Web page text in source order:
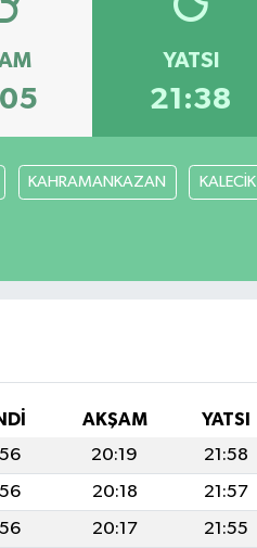
YATSI
21:38
KAHRAMANKAZAN KALECİK
AKŞAM
YATSI
20:19
21:58
20:18
21:57
20:17
21:55